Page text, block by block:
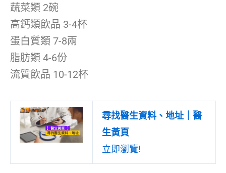
蔬菜類 2碗
高鈣類飲品 3-4杯
蛋白質類 7-8兩
脂肪類 4-6份
流質飲品 10-12杯
尋找醫生資料、地址｜醫
生黃頁
立即瀏覽!